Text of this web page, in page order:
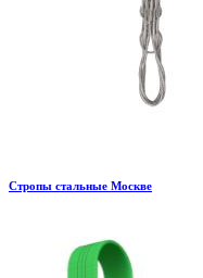
Стропы стальные Москве